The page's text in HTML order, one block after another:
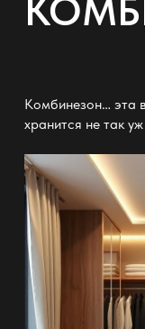
Комбинезон… эта
хранится не так